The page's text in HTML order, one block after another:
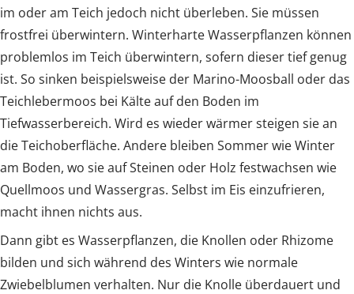
im oder am Teich jedoch nicht überleben. Sie müssen
frostfrei überwintern. Winterharte Wasserpflanzen können
problemlos im Teich überwintern, sofern dieser tief genug
ist. So sinken beispielsweise der Marino-Moosball oder das
Teichlebermoos bei Kälte auf den Boden im
Tiefwasserbereich. Wird es wieder wärmer steigen sie an
die Teichoberfläche. Andere bleiben Sommer wie Winter
am Boden, wo sie auf Steinen oder Holz festwachsen wie
Quellmoos und Wassergras. Selbst im Eis einzufrieren,
macht ihnen nichts aus.
Dann gibt es Wasserpflanzen, die Knollen oder Rhizome
bilden und sich während des Winters wie normale
Zwiebelblumen verhalten. Nur die Knolle überdauert und